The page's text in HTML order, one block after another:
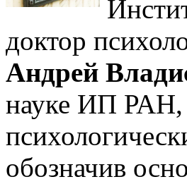
доктор
Андрей
науке ИП РАН,
обозначив